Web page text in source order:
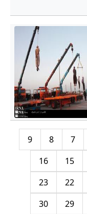
7
8
9
15
16
22
23
29
30